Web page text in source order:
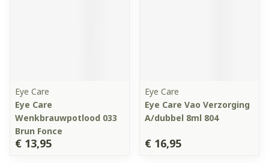
Eye Care
Eye Care
Wenkbrauwpotlood 033
Brun Fonce
€ 13,95
Eye Care
Eye Care Vao Verzorging
A/dubbel 8ml 804
€ 16,95